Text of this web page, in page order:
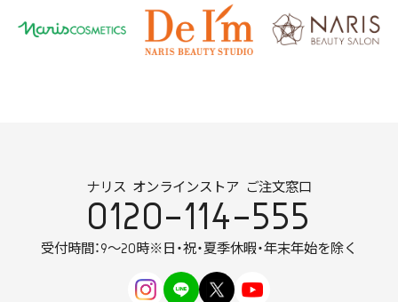
ナリス オンラインストア ご注文窓口
0120-114-555
受付時間：9～20時※日・祝・夏季休暇・年末年始を除く